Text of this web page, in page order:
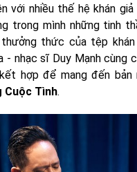
với nhiều thế hệ khán
trong mình những tinh
thức của tệp khán
- nhạc sĩ Duy Mạnh cùng
hợp để mang đến bản
Cuộc Tình.